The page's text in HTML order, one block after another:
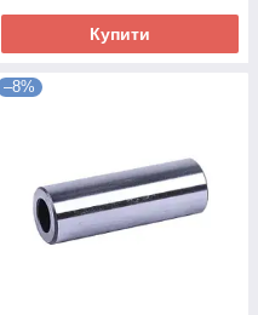
Купити
–8%